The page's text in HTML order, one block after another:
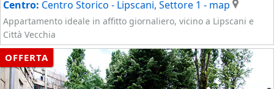
Centro: Centro Storico - Lipscani, Settore 1 - map
Appartamento ideale in affitto giornaliero, vicino a Lipscani e
Città Vecchia
OFFERTA